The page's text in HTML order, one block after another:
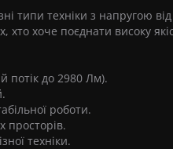
типи техніки з напругою
хоче поєднати високу
потік до 2980 Лм).
роботи.
просторів.
техніки.